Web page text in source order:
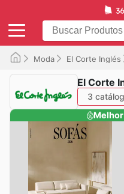
Moda El Corte Inglés
El Corte
3